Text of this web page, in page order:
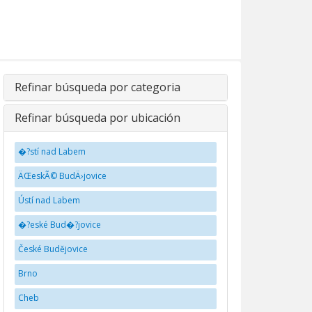
Refinar búsqueda por categoria
Refinar búsqueda por ubicación
�?stí nad Labem
ÄŒeskÃ© BudÄ›jovice
Ústí nad Labem
�?eské Bud�?jovice
České Budějovice
Brno
Cheb